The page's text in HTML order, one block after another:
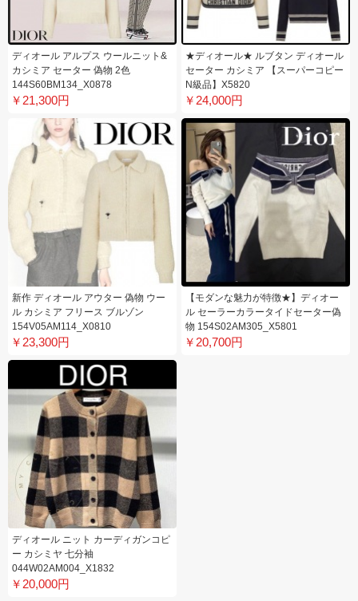
ディオール アルプス ウールニット&
カシミア セーター 偽物 2色
144S60BM134_X0878
￥21,300円
★ディオール★ ルブタン ディオール
セーター カシミア 【スーパーコピー
N級品】X5820
￥24,000円
新作 ディオール アウター 偽物 ウー
ル カシミア フリース ブルゾン
154V05AM114_X0810
￥23,300円
【モダンな魅力が特徴★】ディオー
ル セーラーカラータイドセーター偽
物 154S02AM305_X5801
￥20,700円
ディオール ニット カーディガンコピ
ー カシミヤ 七分袖
044W02AM004_X1832
￥20,000円